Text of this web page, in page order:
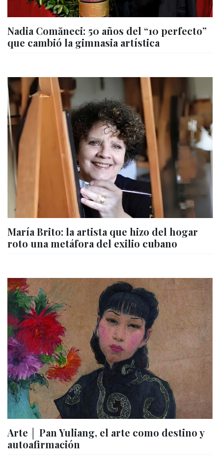
Nadia Comăneci: 50 años del “10 perfecto”
que cambió la gimnasia artística
María Brito: la artista que hizo del hogar
roto una metáfora del exilio cubano
Arte │ Pan Yuliang, el arte como destino y
autoafirmación